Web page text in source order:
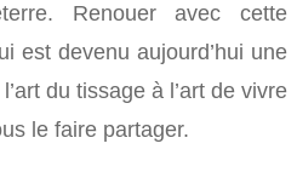
Renouer avec cette
est devenu aujourd’hui une
du tissage à l’art de vivre
le faire partager.